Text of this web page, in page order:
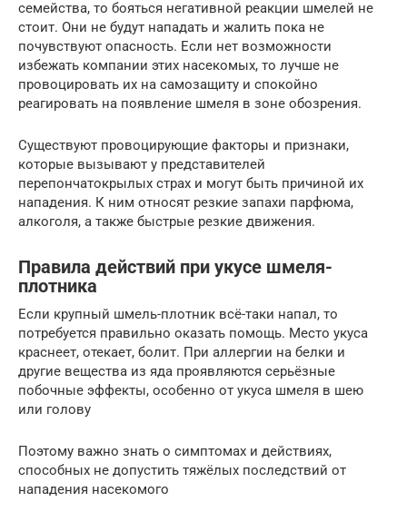
семейства, то бояться негативной реакции шмелей не
стоит. Они не будут нападать и жалить пока не
почувствуют опасность. Если нет возможности
избежать компании этих насекомых, то лучше не
провоцировать их на самозащиту и спокойно
реагировать на появление шмеля в зоне обозрения.
Существуют провоцирующие факторы и признаки,
которые вызывают у представителей
перепончатокрылых страх и могут быть причиной их
нападения. К ним относят резкие запахи парфюма,
алкоголя, а также быстрые резкие движения.
Правила действий при укусе шмеля-
плотника
Если крупный шмель-плотник всё-таки напал, то
потребуется правильно оказать помощь. Место укуса
краснеет, отекает, болит. При аллергии на белки и
другие вещества из яда проявляются серьёзные
побочные эффекты, особенно от укуса шмеля в шею
или голову
Поэтому важно знать о симптомах и действиях,
способных не допустить тяжёлых последствий от
нападения насекомого